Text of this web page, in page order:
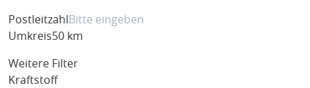
Postleitzahl
Umkreis50 km
Weitere Filter
Kraftstoff